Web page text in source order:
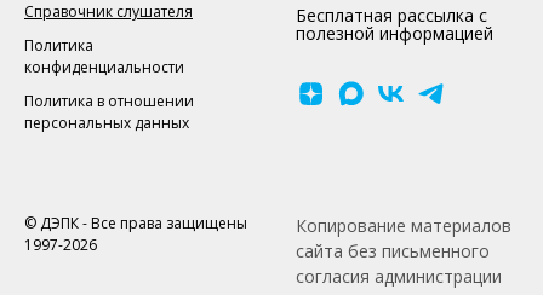
Справочник слушателя
Политика
конфиденциальности
Политика в отношении
персональных данных
Бесплатная рассылка с
полезной информацией
© ДЭПК - Все права защищены
1997-2026
Копирование материалов
сайта без письменного
согласия администрации